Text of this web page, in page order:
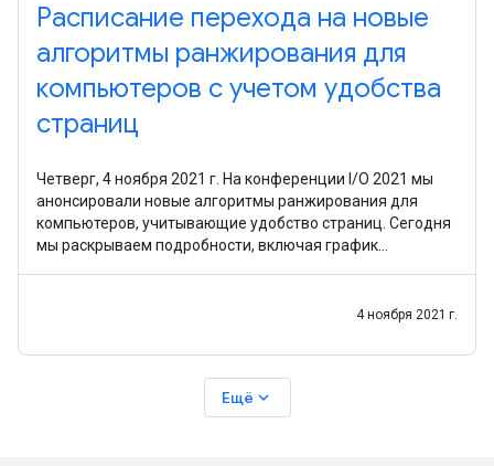
Расписание перехода на новые
алгоритмы ранжирования для
компьютеров с учетом удобства
страниц
Четверг, 4 ноября 2021 г. На конференции I/O 2021 мы
анонсировали новые алгоритмы ранжирования для
компьютеров, учитывающие удобство страниц. Сегодня
мы раскрываем подробности, включая график
4 ноября 2021 г.
Ещё expand_more